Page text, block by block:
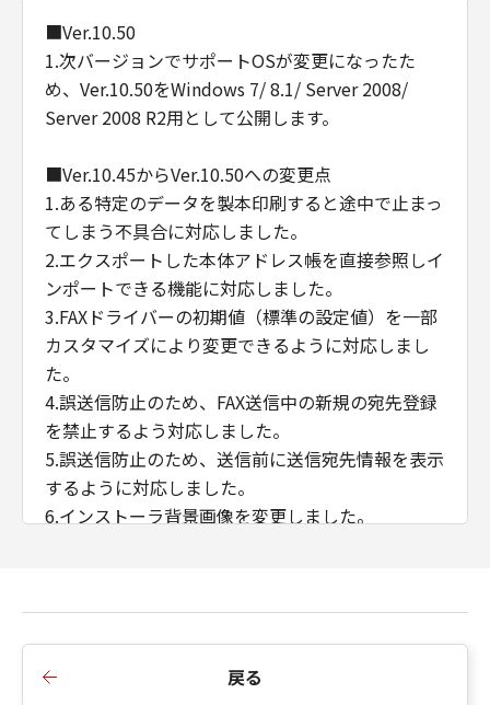
■Ver.10.50
1.次バージョンでサポートOSが変更になったた
め、Ver.10.50をWindows 7/ 8.1/ Server 2008/
Server 2008 R2用として公開します。
■Ver.10.45からVer.10.50への変更点
1.ある特定のデータを製本印刷すると途中で止まっ
てしまう不具合に対応しました。
2.エクスポートした本体アドレス帳を直接参照しイ
ンポートできる機能に対応しました。
3.FAXドライバーの初期値（標準の設定値）を一部
カスタマイズにより変更できるように対応しまし
た。
4.誤送信防止のため、FAX送信中の新規の宛先登録
を禁止するよう対応しました。
5.誤送信防止のため、送信前に送信宛先情報を表示
するように対応しました。
6.インストーラ背景画像を変更しました。
添付機能を使用可能にしました。
戻る